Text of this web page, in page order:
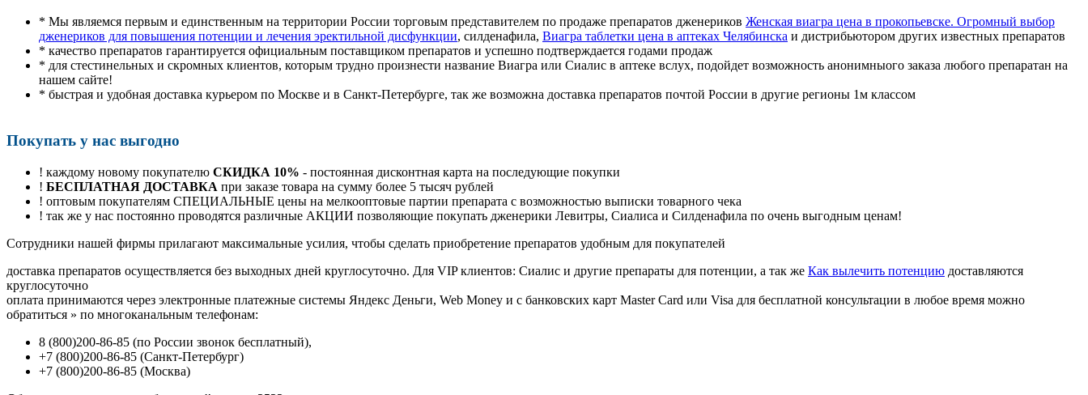
* Мы являемся первым и единственным на территории России торговым представителем по продаже препаратов дженериков Женская виагра цена в прокопьевске. Огромный выбор
дженериков для повышения потенции и лечения эректильной дисфункции, силденафила, Виагра таблетки цена в аптеках Челябинска и дистрибьютором других известных препаратов
* качество препаратов гарантируется официальным поставщиком препаратов и успешно подтверждается годами продаж
* для стестинельных и скромных клиентов, которым трудно произнести название Виагра или Сиалис в аптеке вслух, подойдет возможность анонимныого заказа любого препаратан на
нашем сайте!
* быстрая и удобная доставка курьером по Москве и в Санкт-Петербурге, так же возможна доставка препаратов почтой России в другие регионы 1м классом
Покупать у нас выгодно
! каждому новому покупателю СКИДКА 10% - постоянная дисконтная карта на последующие покупки
! БЕСПЛАТНАЯ ДОСТАВКА при заказе товара на сумму более 5 тысяч рублей
! оптовым покупателям СПЕЦИАЛЬНЫЕ цены на мелкооптовые партии препарата с возможностью выписки товарного чека
! так же у нас постоянно проводятся различные АКЦИИ позволяющие покупать дженерики Левитры, Сиалиса и Силденафила по очень выгодным ценам!
Cотрудники нашей фирмы прилагают максимальные усилия, чтобы сделать приобретение препаратов удобным для покупателей
доставка препаратов осуществляется без выходных дней круглосуточно. Для VIP клиентов: Сиалис и другие препараты для потенции, а так же Как вылечить потенцию доставляются
круглосуточно
оплата принимаются через электронные платежные системы Яндекс Деньги, Web Money и с банковских карт Master Card или Visa для бесплатной консультации в любое время можно
обратиться » по многоканальным телефонам:
8 (800)200-86-85 (по России звонок бесплатный),
+7 (800)200-86-85 (Санкт-Петербург)
+7 (800)200-86-85 (Москва)